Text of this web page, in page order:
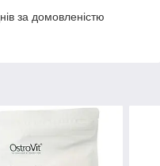
за домовленістю